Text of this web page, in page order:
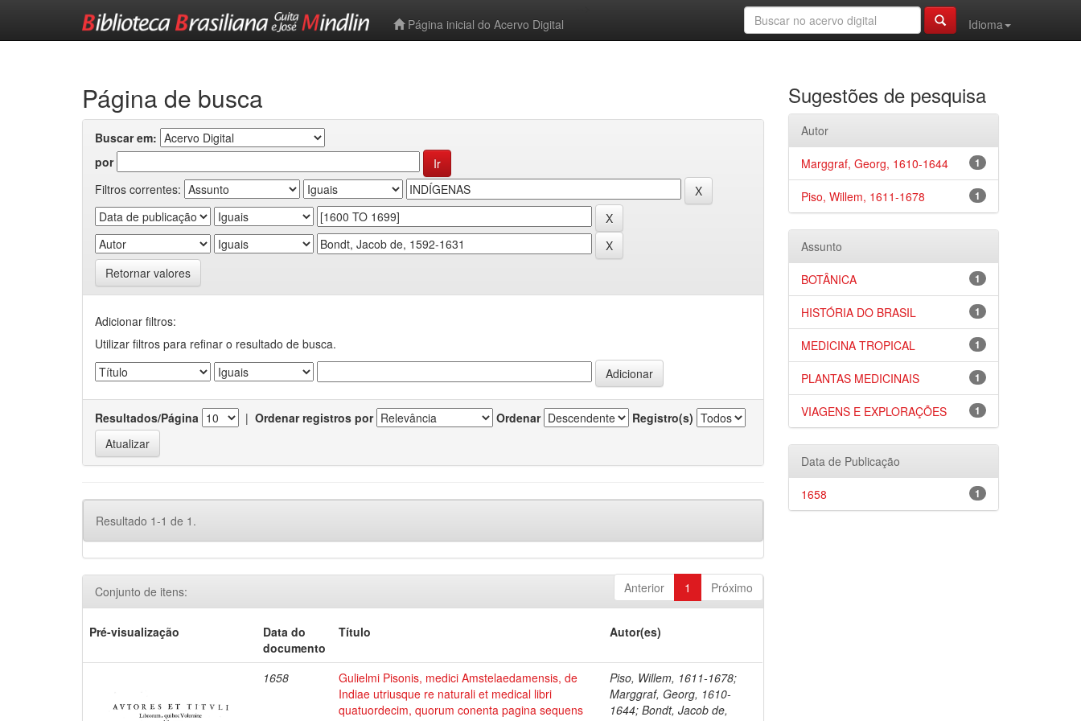
Página inicial do Acervo Digital
Idioma
Página de busca
Buscar em:
por
Filtros correntes:
Retornar valores
Adicionar filtros:
Utilizar filtros para refinar o resultado de busca.
Resultados/Página | Ordenar registros por Ordenar Registro(s)
Resultado 1-1 de 1.
Anterior 1 Próximo
Conjunto de itens:
Pré-visualização
Data do
documento
Título Autor(es)
1658
Gulielmi Pisonis, medici Amstelaedamensis, de
Indiae utriusque re naturali et medical libri
quatuordecim, quorum conenta pagina sequens
Piso, Willem, 1611-1678;
Marggraf, Georg, 1610-
1644; Bondt, Jacob de,
Sugestões de pesquisa
Autor
1
Marggraf, Georg, 1610-1644
1
Piso, Willem, 1611-1678
Assunto
1
BOTÂNICA
1
HISTÓRIA DO BRASIL
1
MEDICINA TROPICAL
1
PLANTAS MEDICINAIS
1
VIAGENS E EXPLORAÇÕES
Data de Publicação
1
1658